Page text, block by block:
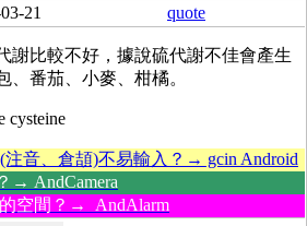
21 quote
謝比較不好，據說硫代謝不佳會產生
、番茄、小麥、柑橘。
cysteine
音、倉頡)不易輸入？→ gcin Android
→ AndCamera
空間？→ AndAlarm